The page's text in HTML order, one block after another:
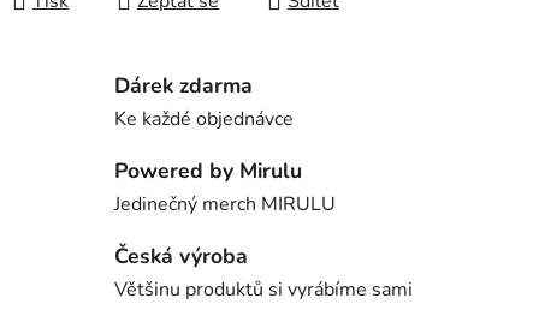
Dárek zdarma
Ke každé objednávce
Powered by Mirulu
Jedinečný merch MIRULU
Česká výroba
Většinu produktů si vyrábíme sami